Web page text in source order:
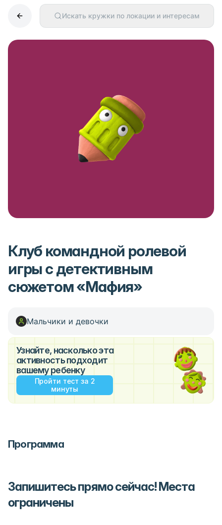
Искать кружки по локации и интересам
Клуб командной ролевой
игры с детективным
сюжетом «Мафия»
Мальчики и девочки
Узнайте, насколько эта
активность подходит
вашему ребенку
Пройти тест за 2
минуты
Программа
Запишитесь прямо сейчас! Места
ограничены